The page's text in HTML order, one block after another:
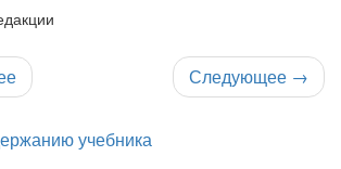
Следующее →
учебника